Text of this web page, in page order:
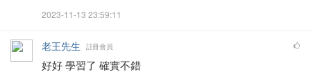
2023-11-13 23:59:11
老王先生 註冊會員
好好 學習了 確實不錯